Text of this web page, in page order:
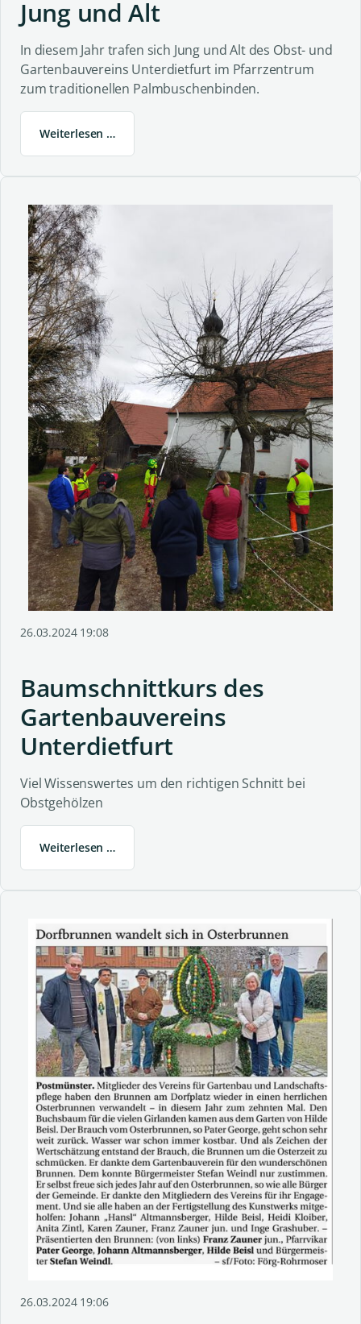
Jung und Alt
In diesem Jahr trafen sich Jung und Alt des Obst- und
Gartenbauvereins Unterdietfurt im Pfarrzentrum
zum traditionellen Palmbuschenbinden.
Weiterlesen …
26.03.2024 19:08
Baumschnittkurs des
Gartenbauvereins
Unterdietfurt
Viel Wissenswertes um den richtigen Schnitt bei
Obstgehölzen
Weiterlesen …
26.03.2024 19:06